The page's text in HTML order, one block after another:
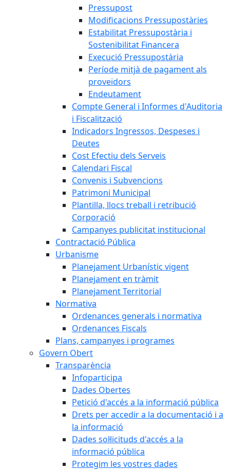
Pressupost
Modificacions Pressupostàries
Estabilitat Pressupostària i
Sostenibilitat Financera
Execució Pressupostària
Període mitjà de pagament als
proveïdors
Endeutament
Compte General i Informes d'Auditoria
i Fiscalització
Indicadors Ingressos, Despeses i
Deutes
Cost Efectiu dels Serveis
Calendari Fiscal
Convenis i Subvencions
Patrimoni Municipal
Plantilla, llocs treball i retribució
Corporació
Campanyes publicitat institucional
Contractació Pública
Urbanisme
Planejament Urbanístic vigent
Planejament en tràmit
Planejament Territorial
Normativa
Ordenances generals i normativa
Ordenances Fiscals
Plans, campanyes i programes
Govern Obert
Transparència
Infoparticipa
Dades Obertes
Petició d'accés a la informació pública
Drets per accedir a la documentació i a
la informació
Dades sol·licituds d'accés a la
informació pública
Protegim les vostres dades